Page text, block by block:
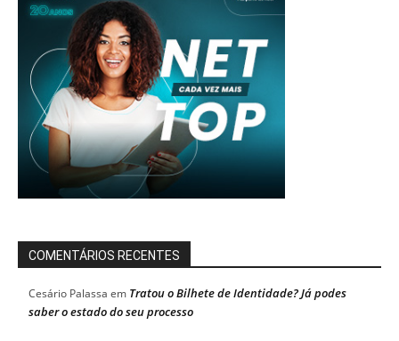
COMENTÁRIOS RECENTES
Cesário Palassa em Tratou o Bilhete de Identidade? Já podes
saber o estado do seu processo